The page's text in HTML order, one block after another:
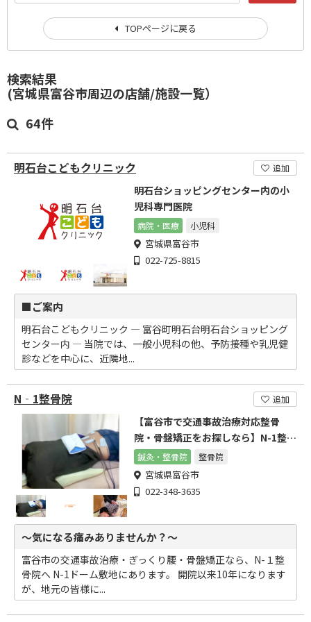
検索結果
(宮城県富谷市周辺の店舗/施設一覧）
64件
明石台こどもクリニック 追加
明石台ショッピングセンター内の小
児科専門医院
病院・医療 小児科
宮城県富谷市
022-725-8815
■ご案内
明石台こどもクリニック ― 富谷町明石台明石台ショッピング
センター内 ― 当院では、一般小児科の他、予防接種や乳児健
診などを中心に、近隣地...
N‐1整骨院 追加
【富谷市で交通事故治療対応整骨
院・骨盤矯正をお探しなら】N-1整骨
院鍼灸・整骨院 整骨院
宮城県富谷市
022-348-3635
～気になる痛みありませんか？～
富谷市の交通事故治療・ぎっくり腰・骨盤矯正なら、N-１整
骨院へ N-1ドーム敷地にあります。 開院以来10年になります
が、地元の皆様に...
TOPページに戻る